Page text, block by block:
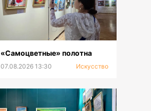
«Самоцветные» полотна
07.08.2026 13:30 Искусство